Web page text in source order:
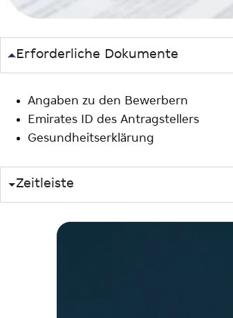
Erforderliche Dokumente
Angaben zu den Bewerbern
Emirates ID des Antragstellers
Gesundheitserklärung
Zeitleiste